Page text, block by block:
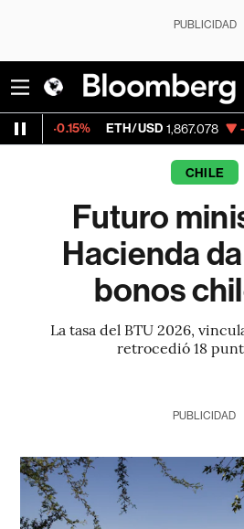
PUBLICIDAD
ETH/USD 1,867.078 -0.44% Visa
CHILE
Futuro
Hacienda
bonos
La tasa del BTU 2026,
retrocedió 18
PUBLICIDAD